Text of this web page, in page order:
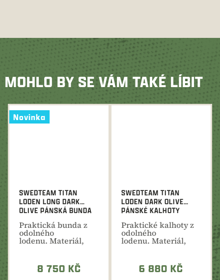
MOHLO BY SE VÁM TAKÉ LÍBIT
Novinka
SWEDTEAM TITAN
LODEN LONG DARK
OLIVE PÁNSKÁ BUNDA
Praktická bunda z
odolného
lodenu. Materiál,
8 750 KČ
SWEDTEAM TITAN
LODEN DARK OLIVE
PÁNSKÉ KALHOTY
Praktické kalhoty z
odolného
lodenu. Materiál,
6 880 KČ